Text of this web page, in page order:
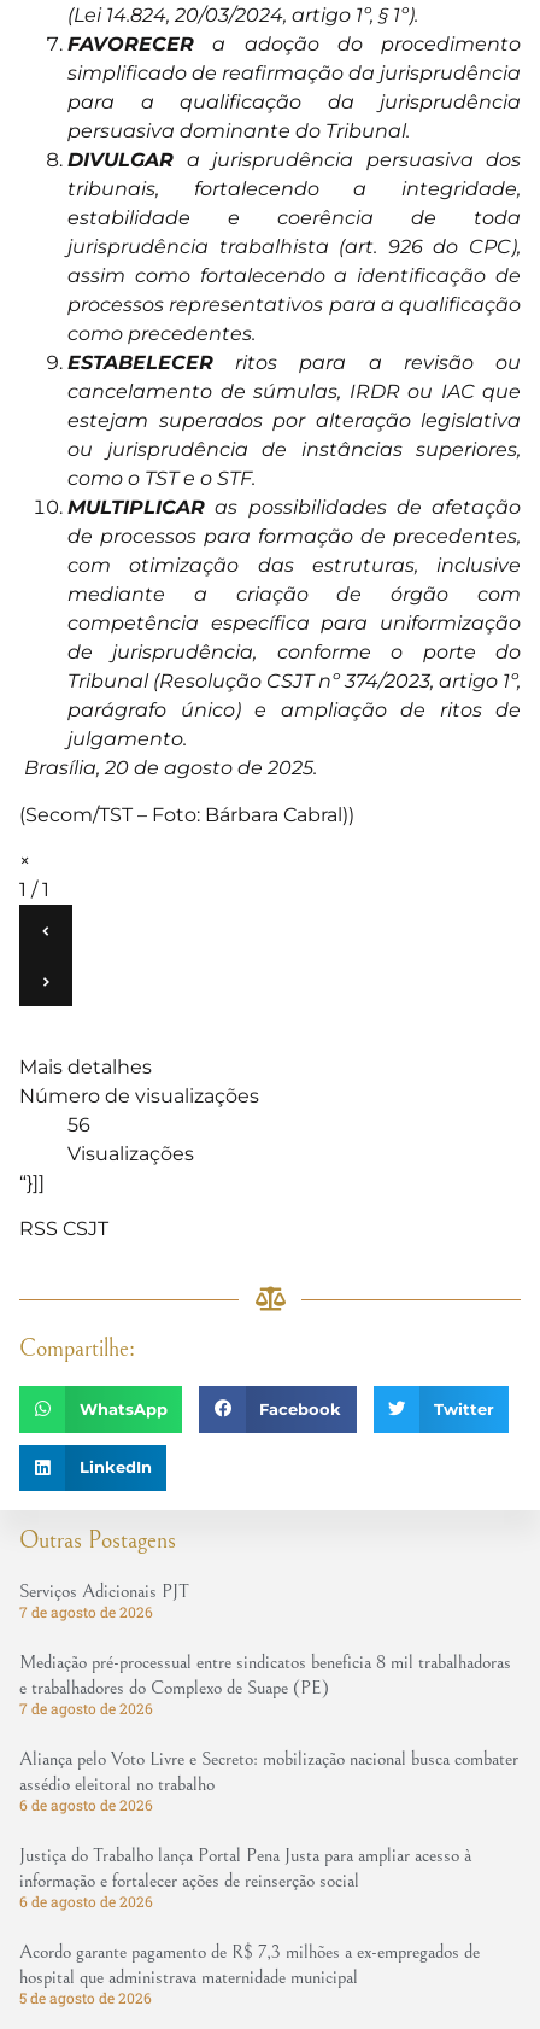
Outras Postagens
Serviços Adicionais PJT
7 de agosto de 2026
Mediação pré-processual entre sindicatos beneficia 8 mil trabalhadoras
e trabalhadores do Complexo de Suape (PE)
7 de agosto de 2026
Aliança pelo Voto Livre e Secreto: mobilização nacional busca combater
assédio eleitoral no trabalho
6 de agosto de 2026
Justiça do Trabalho lança Portal Pena Justa para ampliar acesso à
informação e fortalecer ações de reinserção social
6 de agosto de 2026
Acordo garante pagamento de R$ 7,3 milhões a ex-empregados de
hospital que administrava maternidade municipal
5 de agosto de 2026
(Lei 14.824, 20/03/2024, artigo 1º, § 1º).
FAVORECER a adoção do procedimento
simplificado de reafirmação da jurisprudência
para a qualificação da jurisprudência
persuasiva dominante do Tribunal.
DIVULGAR a jurisprudência persuasiva dos
tribunais, fortalecendo a integridade,
estabilidade e coerência de toda
jurisprudência trabalhista (art. 926 do CPC),
assim como fortalecendo a identificação de
processos representativos para a qualificação
como precedentes.
ESTABELECER ritos para a revisão ou
cancelamento de súmulas, IRDR ou IAC que
estejam superados por alteração legislativa
ou jurisprudência de instâncias superiores,
como o TST e o STF.
MULTIPLICAR as possibilidades de afetação
de processos para formação de precedentes,
com otimização das estruturas, inclusive
mediante a criação de órgão com
competência específica para uniformização
de jurisprudência, conforme o porte do
Tribunal (Resolução CSJT nº 374/2023, artigo 1º,
parágrafo único) e ampliação de ritos de
julgamento.
Brasília, 20 de agosto de 2025.
(Secom/TST – Foto: Bárbara Cabral))
×
1 / 1
‹
›
Mais detalhes
Número de visualizações
56
Visualizações
“}]]
RSS CSJT
Compartilhe:
WhatsApp Facebook Twitter
LinkedIn